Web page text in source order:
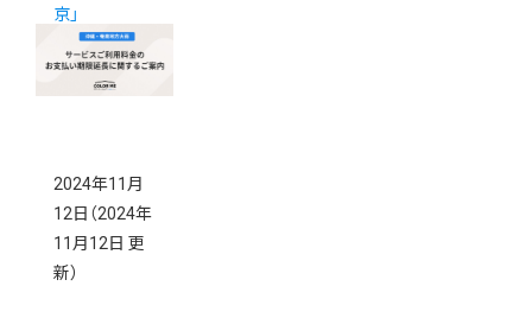
京」
2024年11月
12日 （2024年
11月12日 更
新）